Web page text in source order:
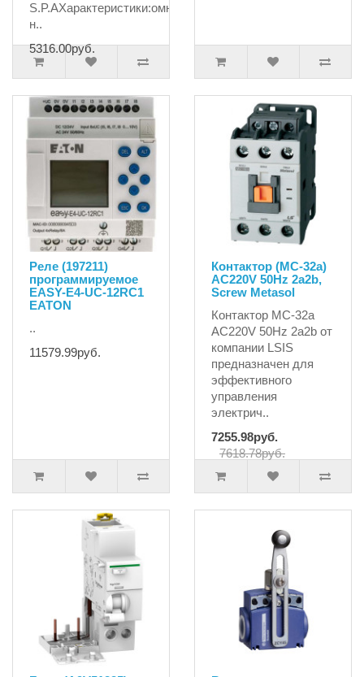
S.P.AХарактеристики:омническая
н..
5316.00руб.
Реле (197211)
программируемое
EASY-E4-UC-12RC1
EATON
..
11579.99руб.
Контактор (MC-32a)
AC220V 50Hz 2a2b,
Screw Metasol
Контактор MC-32a
AC220V 50Hz 2a2b от
компании LSIS
предназначен для
эффективного
управления
электрич..
7255.98руб.
7618.78руб.